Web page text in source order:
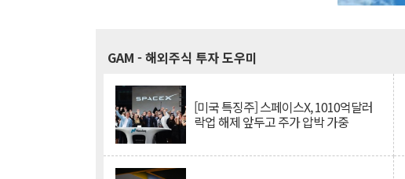
GAM - 해외주식 투자 도우미
[미국 특징주] 스페이스X, 1010억달러
락업 해제 앞두고 주가 압박 가중